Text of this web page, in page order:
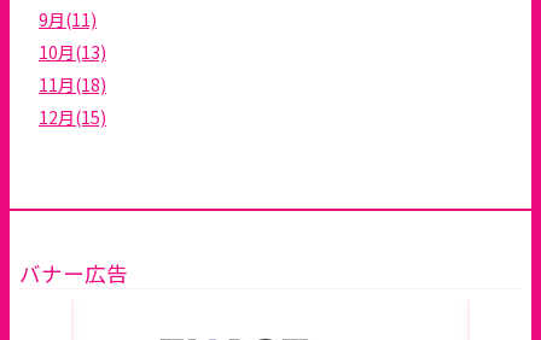
9月(11)
10月(13)
11月(18)
12月(15)
バナー広告